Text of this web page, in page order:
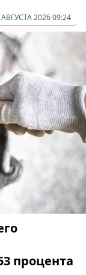
2026 09:24
процента